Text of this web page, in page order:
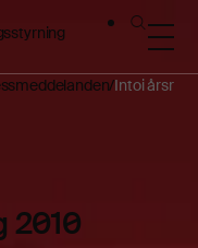
Intoi
2010